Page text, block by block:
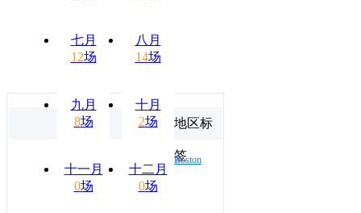
七月
12场
八月
14场
九月
8场
十月
2场
十一月
0场
十二月
0场
地区标
签
Boston